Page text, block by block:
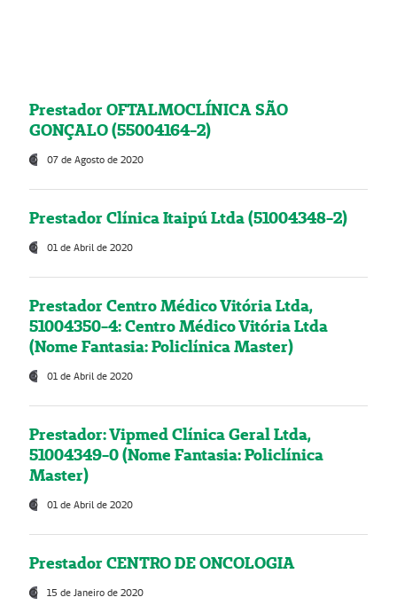
Prestador OFTALMOCLÍNICA SÃO
GONÇALO (55004164-2)
07 de Agosto de 2020
Prestador Clínica Itaipú Ltda (51004348-2)
01 de Abril de 2020
Prestador Centro Médico Vitória Ltda,
51004350-4: Centro Médico Vitória Ltda
(Nome Fantasia: Policlínica Master)
01 de Abril de 2020
Prestador: Vipmed Clínica Geral Ltda,
51004349-0 (Nome Fantasia: Policlínica
Master)
01 de Abril de 2020
Prestador CENTRO DE ONCOLOGIA
15 de Janeiro de 2020